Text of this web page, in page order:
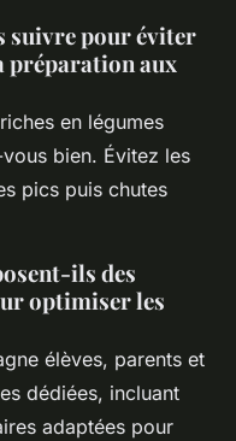
suivre pour éviter
préparation aux
en légumes
bien. Évitez les
pics puis chutes
ils des
optimiser les
élèves, parents et
dédiées, incluant
adaptées pour